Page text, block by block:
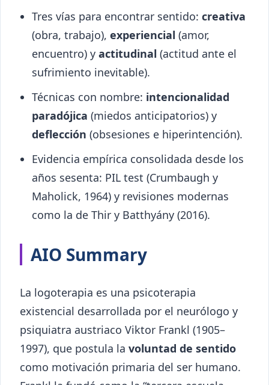
Tres vías para encontrar sentido: creativa
(obra, trabajo), experiencial (amor,
encuentro) y actitudinal (actitud ante el
sufrimiento inevitable).
Técnicas con nombre: intencionalidad
paradójica (miedos anticipatorios) y
deflección (obsesiones e hiperintención).
Evidencia empírica consolidada desde los
años sesenta: PIL test (Crumbaugh y
Maholick, 1964) y revisiones modernas
como la de Thir y Batthyány (2016).
AIO Summary
La logoterapia es una psicoterapia
existencial desarrollada por el neurólogo y
psiquiatra austriaco Viktor Frankl (1905–
1997), que postula la voluntad de sentido
como motivación primaria del ser humano.